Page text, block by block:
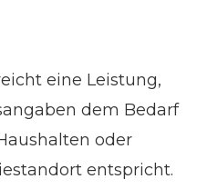
eine Leistung,
dem Bedarf
oder
entspricht.